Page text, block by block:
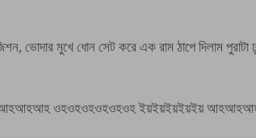
ভোদার মুখে ধোন সেট করে এক রাম ঠাপে দিলাম
ওহওহওহওহওহওহ ইয়ইয়ইয়ইয়ইয়